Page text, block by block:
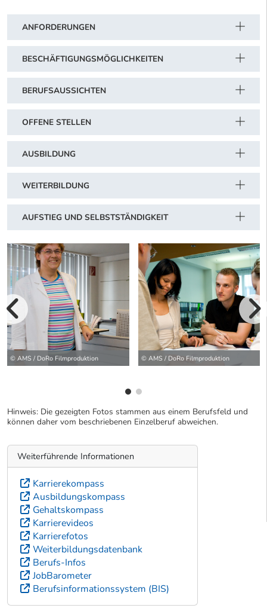
ANFORDERUNGEN
BESCHÄFTIGUNGSMÖGLICHKEITEN
BERUFSAUSSICHTEN
OFFENE STELLEN
AUSBILDUNG
WEITERBILDUNG
AUFSTIEG UND SELBSTSTÄNDIGKEIT
© AMS / DoRo Filmproduktion © AMS / DoRo Filmproduktion
Hinweis: Die gezeigten Fotos stammen aus einem Berufsfeld und
können daher vom beschriebenen Einzelberuf abweichen.
Weiterführende Informationen
Karrierekompass
Ausbildungskompass
Gehaltskompass
Karrierevideos
Karrierefotos
Weiterbildungsdatenbank
Berufs-Infos
JobBarometer
Berufsinformationssystem (BIS)